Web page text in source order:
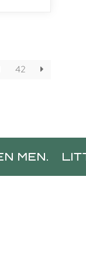
42
LITTLE